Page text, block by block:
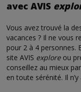
avec AVIS
Vous avez trouvé la
vacances ? Il ne vous
pour 2 à 4 personnes.
site AVIS exploreou
conseillez au mieux
en toute sérénité. Il